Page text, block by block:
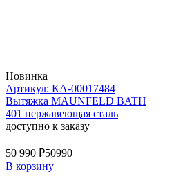
Новинка
Артикул: КА-00017484
Вытяжка MAUNFELD BATH
401 нержавеющая сталь
доступно к заказу
50 990 ₽50990
В корзину